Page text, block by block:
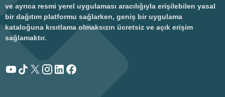
ve ayrıca resmi yerel uygulaması aracılığıyla erişilebilen yasal
bir dağıtım platformu sağlarken, geniş bir uygulama
kataloğuna kısıtlama olmaksızın ücretsiz ve açık erişim
sağlamaktır.